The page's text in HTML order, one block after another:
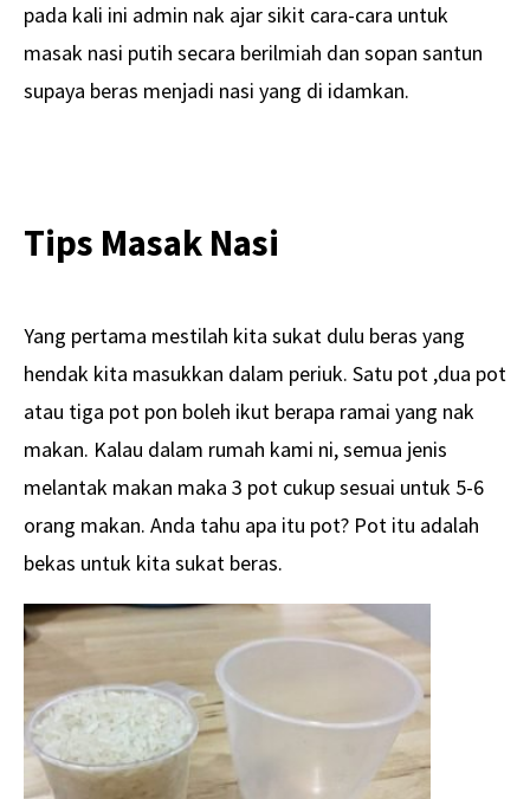
pada kali ini admin nak ajar sikit cara-cara untuk
masak nasi putih secara berilmiah dan sopan santun
supaya beras menjadi nasi yang di idamkan.
Tips Masak Nasi
Yang pertama mestilah kita sukat dulu beras yang
hendak kita masukkan dalam periuk. Satu pot ,dua pot
atau tiga pot pon boleh ikut berapa ramai yang nak
makan. Kalau dalam rumah kami ni, semua jenis
melantak makan maka 3 pot cukup sesuai untuk 5-6
orang makan. Anda tahu apa itu pot? Pot itu adalah
bekas untuk kita sukat beras.